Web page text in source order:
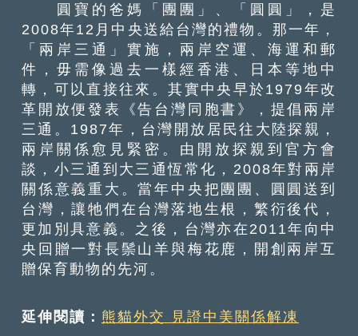
圓寶的爸媽「團團」、「圓圓」，是
2008年12月中央送給台灣的禮物。那一年，
「兩岸三通」實施，兩岸空運、海運和郵
件，毋需像過去一樣經香港、日本等地中
轉，可以直接往來。其實中央早於1979年改
革開放便發表《告台灣同胞書》，提倡兩岸
三通。1987年，台灣開放居民往大陸探親，
兩岸關係愈見緊密。由開放探親到官方會
談，小三通到大三通恆常化，2008年對兩岸
關係意義重大。當年中央把團團、圓圓送到
台灣，讓牠們在台灣落地生根，繁衍後代，
更加別具意義。之後，台灣亦在2011年向中
央回贈一對長鬃山羊與梅花鹿，開創兩岸互
贈保育動物的先河。
延伸閱讀： 熊貓外交 見證中美關係解凍